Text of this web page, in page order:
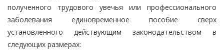
полученного трудового увечья или профессионального
заболевания единовременное пособие сверх
установленного действующим законодательством в
следующих размерах: